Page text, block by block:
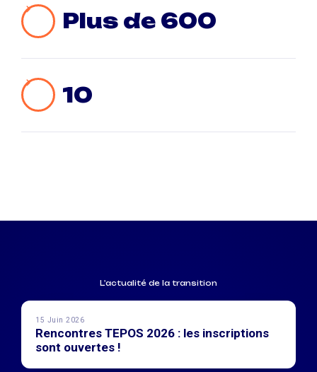
Plus de 600
10
L'actualité de la transition
15 Juin 2026
Rencontres TEPOS 2026 : les inscriptions
sont ouvertes !